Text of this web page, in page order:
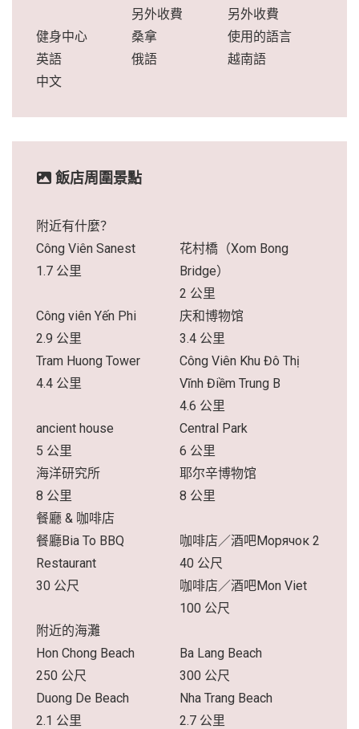
另外收費
另外收費
健身中心
桑拿
使用的語言
英語
俄語
越南語
中文
飯店周圍景點
附近有什麼？
Công Viên Sanest
1.7 公里
花村橋（Xom Bong
Bridge）
2 公里
Công viên Yến Phi
2.9 公里
庆和博物馆
3.4 公里
Tram Huong Tower
4.4 公里
Công Viên Khu Đô Thị
Vĩnh Điềm Trung B
4.6 公里
ancient house
5 公里
Central Park
6 公里
海洋研究所
8 公里
耶尔辛博物馆
8 公里
餐廳 & 咖啡店
餐廳Bia To BBQ
Restaurant
30 公尺
咖啡店／酒吧Морячок 2
40 公尺
咖啡店／酒吧Mon Viet
100 公尺
附近的海灘
Hon Chong Beach
250 公尺
Ba Lang Beach
300 公尺
Duong De Beach
2.1 公里
Nha Trang Beach
2.7 公里